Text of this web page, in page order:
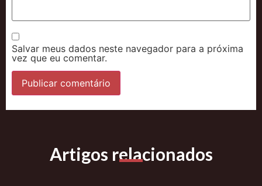
Salvar meus dados neste navegador para a próxima
vez que eu comentar.
Artigos relacionados